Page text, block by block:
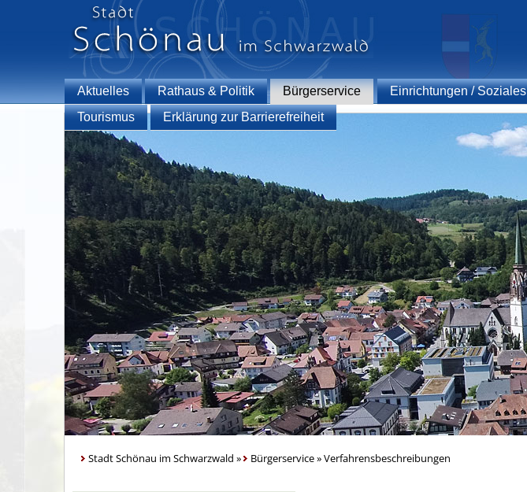
Aktuelles Rathaus & Politik Bürgerservice Einrichtungen / Soziales
Tourismus
Erklärung zur Barrierefreiheit
Stadt Schönau im Schwarzwald » Bürgerservice»Verfahrensbeschreibungen